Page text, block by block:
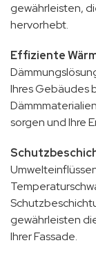
gewährleisten,
hervorhebt.
Effiziente
Ihres Gebäudes
sorgen und Ihre
gewährleisten
Ihrer Fassade.